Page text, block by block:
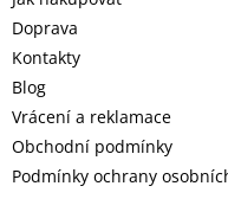
Doprava
Kontakty
Blog
Vrácení a reklamace
Obchodní podmínky
Podmínky ochrany